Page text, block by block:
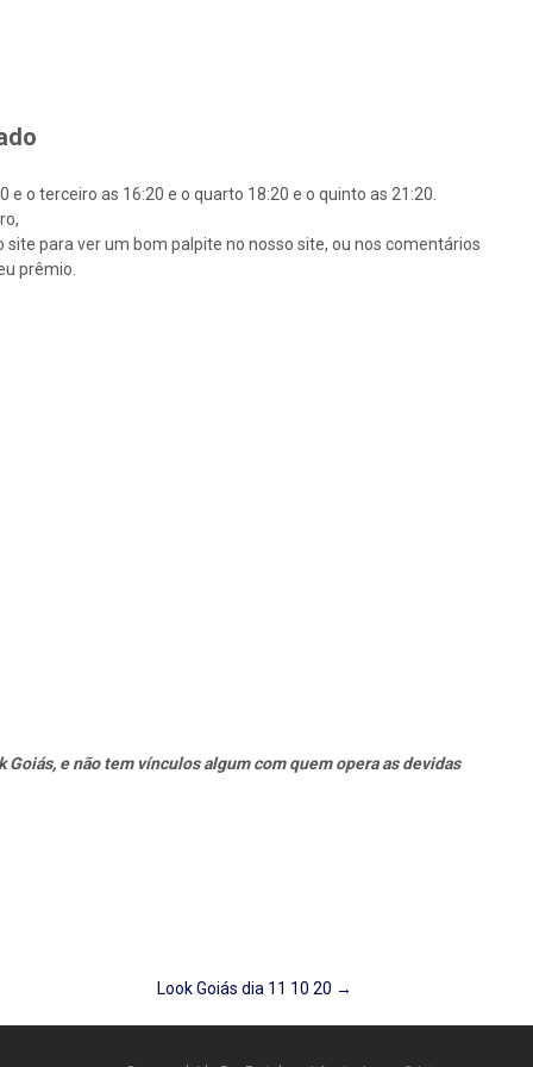
o terceiro as 16:20 e o quarto 18:20 e o quinto as 21:20.
para ver um bom palpite no nosso site, ou nos comentários
prêmio.
e não tem vínculos algum com quem opera as devidas
Look Goiás dia 11 10 20 →